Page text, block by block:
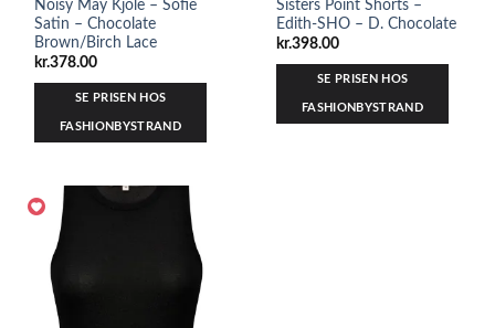
Noisy May Kjole – Sofie
Satin – Chocolate
Brown/Birch Lace
kr.378.00
SE PRISEN HOS
FASHIONBYSTRAND
Sisters Point Shorts –
Edith-SHO – D. Chocolate
kr.398.00
SE PRISEN HOS
FASHIONBYSTRAND